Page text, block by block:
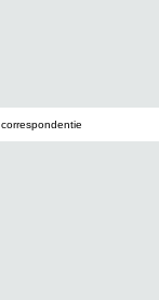
correspondentie